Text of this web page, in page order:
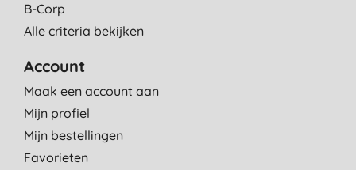
B-Corp
Alle criteria bekijken
Account
Maak een account aan
Mijn profiel
Mijn bestellingen
Favorieten